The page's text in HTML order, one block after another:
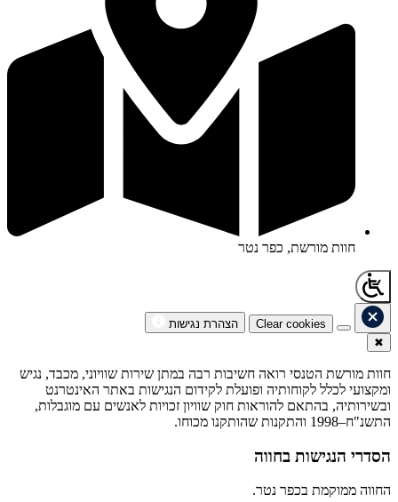
חוות מורשת, כפר נטר
Clear cookies
הצהרת נגישות
✖
חוות מורשת הטנסי רואה חשיבות רבה במתן שירות שוויוני, מכבד, נגיש
ומקצועי לכלל לקוחותיה ופועלת לקידום הנגישות באתר האינטרנט
ובשירותיה, בהתאם להוראות חוק שוויון זכויות לאנשים עם מוגבלות,
התשנ"ח–1998 והתקנות שהותקנו מכוחו.
הסדרי הנגישות בחווה
החווה ממוקמת בכפר נטר.